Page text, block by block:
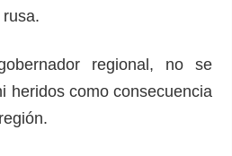
regional, no se
heridos como consecuencia